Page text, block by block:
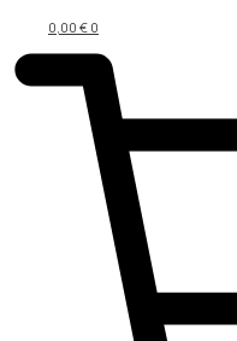
0,00 € 0